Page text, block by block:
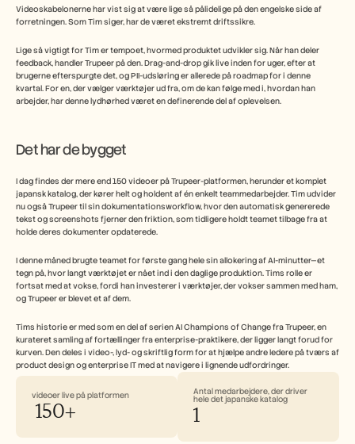
Videoskabelonerne har vist sig at være lige så pålidelige på den engelske side af
forretningen. Som Tim siger, har de været ekstremt driftssikre.
Lige så vigtigt for Tim er tempoet, hvormed produktet udvikler sig. Når han deler
feedback, handler Trupeer på den. Drag-and-drop gik live inden for uger, efter at
brugerne efterspurgte det, og PII-udsløring er allerede på roadmap for i denne
kvartal. For en, der vælger værktøjer ud fra, om de kan følge med i, hvordan han
arbejder, har denne lydhørhed været en definerende del af oplevelsen.
Det har de bygget
I dag findes der mere end 150 videoer på Trupeer-platformen, herunder et komplet
japansk katalog, der kører helt og holdent af én enkelt teammedarbejder. Tim udvider
nu også Trupeer til sin dokumentationsworkflow, hvor den automatisk genererede
tekst og screenshots fjerner den friktion, som tidligere holdt teamet tilbage fra at
holde deres dokumenter opdaterede.
I denne måned brugte teamet for første gang hele sin allokering af AI-minutter—et
tegn på, hvor langt værktøjet er nået ind i den daglige produktion. Tims rolle er
fortsat med at vokse, fordi han investerer i værktøjer, der vokser sammen med ham,
og Trupeer er blevet et af dem.
Tims historie er med som en del af serien AI Champions of Change fra Trupeer, en
kurateret samling af fortællinger fra enterprise-praktikere, der ligger langt forud for
kurven. Den deles i video-, lyd- og skriftlig form for at hjælpe andre ledere på tværs af
product design og enterprise IT med at navigere i lignende udfordringer.
videoer live på platformen
150+
Antal medarbejdere, der driver
hele det japanske katalog
1